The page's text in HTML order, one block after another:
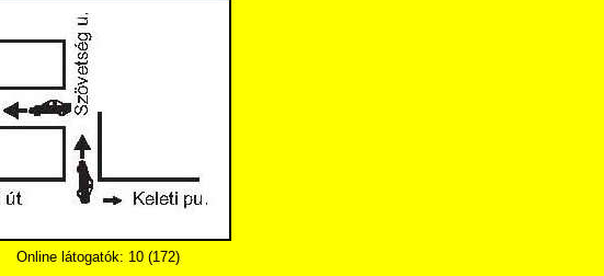
Online látogatók: 10 (172)